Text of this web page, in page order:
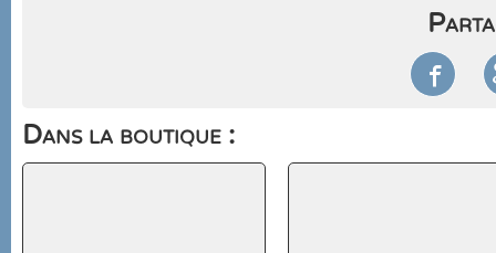

Dans la boutique :